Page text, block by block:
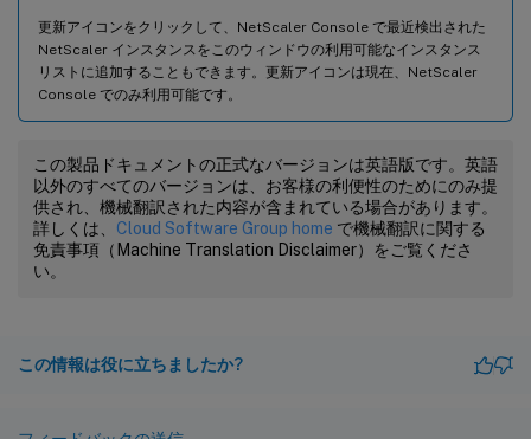
更新アイコンをクリックして、NetScaler Console で最近検出された
NetScaler インスタンスをこのウィンドウの利用可能なインスタンス
リストに追加することもできます。更新アイコンは現在、NetScaler
Console でのみ利用可能です。
この製品ドキュメントの正式なバージョンは英語版です。英語
以外のすべてのバージョンは、お客様の利便性のためにのみ提
供され、機械翻訳された内容が含まれている場合があります。
詳しくは、 Cloud Software Group home で機械翻訳に関する
免責事項（Machine Translation Disclaimer）をご覧くださ
い。
この情報は役に立ちましたか?